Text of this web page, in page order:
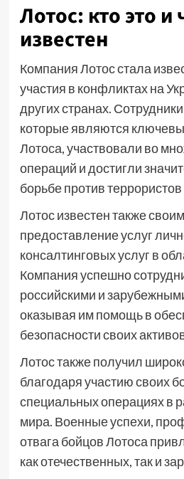
Лотос: кто это и
известен
Компания Лотос стала
участия в конфликтах на
других странах.
которые являются
Лотоса, участвовали во
операций и достигли
борьбе против
Лотос известен также
предоставление услуг
консалтинговых услуг в
Компания успешно
российскими и
оказывая им помощь в
безопасности своих
Лотос также получил
благодаря участию своих
специальных операциях в
мира. Военные успехи,
отвага бойцов Лотоса
как отечественных, так и